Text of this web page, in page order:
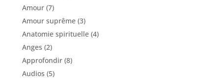
Amour(7)
Amour suprême(3)
Anatomie spirituelle(4)
Anges (2)
Approfondir(8)
Audios (5)